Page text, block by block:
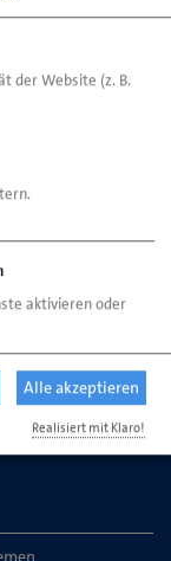
der Website (z. B.
aktivieren oder
Alle akzeptieren
Realisiert mit Klaro!